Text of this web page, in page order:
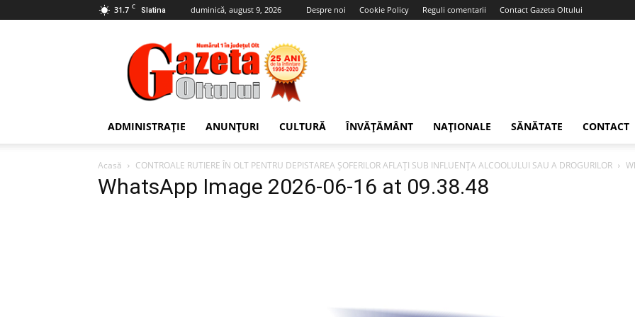
31.7 C Slatina duminică, august 9, 2026 Despre noi Cookie Policy Reguli comentarii Contact Gazeta Oltului
Gazeta
Oltului
ADMINISTRAȚIE ANUNȚURI CULTURĂ ÎNVĂȚĂMÂNT NAȚIONALE SĂNĂTATE CONTACT
Acasă CONTROALE RUTIERE ÎN OLT PENTRU DEPISTAREA ȘOFERILOR AFLAȚI SUB INFLUENȚA ALCOOLULUI SAU A DROGURILOR
WhatsApp Image 2026-06-16 at 09.38.48